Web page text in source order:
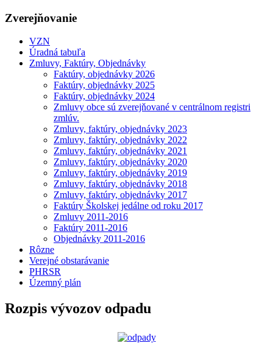
Zverejňovanie
VZN
Úradná tabuľa
Zmluvy, Faktúry, Objednávky
Faktúry, objednávky 2026
Faktúry, objednávky 2025
Faktúry, objednávky 2024
Zmluvy obce sú zverejňované v centrálnom registri
zmlúv.
Zmluvy, faktúry, objednávky 2023
Zmluvy, faktúry, objednávky 2022
Zmluvy, faktúry, objednávky 2021
Zmluvy, faktúry, objednávky 2020
Zmluvy, faktúry, objednávky 2019
Zmluvy, faktúry, objednávky 2018
Zmluvy, faktúry, objednávky 2017
Faktúry Školskej jedálne od roku 2017
Zmluvy 2011-2016
Faktúry 2011-2016
Objednávky 2011-2016
Rôzne
Verejné obstarávanie
PHRSR
Územný plán
Rozpis vývozov odpadu